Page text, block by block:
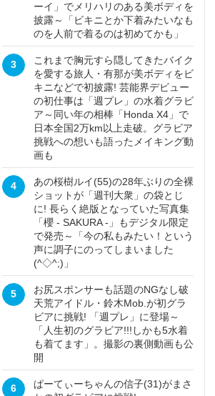
ーイ」でメリハリのある美ボディを
披露～「ビキニとか下着みたいなも
のを人前で着るのは初めてかも」
3
これまで胸元すら隠してきたバイク
を愛する旅人・有那が美ボディをビ
キニなどで初披露! 芸能界デビュー
の初仕事は「週プレ」の水着グラビ
ア～同い年の相棒「Honda X4」で
日本全国2万km以上走破。グラビア
挑戦への想いも語ったメイキング動
画も
4
あの桜樹ルイ(55)の28年ぶりの全裸
ショットが「週刊大衆」の袋とじ
に! 長らく絶版となっていた写真集
「櫻 - SAKURA -」もデジタル限定
で発売～「今の私もみたい！という
声に調子にのってしまいました
(^◇^;)」
5
お尻スポンサーも話題のNGなし破
天荒アイドル・鈴木Mob.が初グラ
ビアに挑戦! 「週プレ」に登場～
「人生初のグラビア!!!しかも5水着
も着てます」。撮影の裏側動画も公
開
6
ぱーてぃーちゃんの信子(31)がまさ